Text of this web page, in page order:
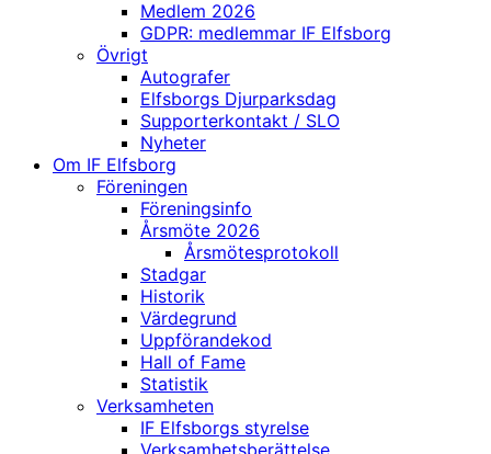
Medlem 2026
GDPR: medlemmar IF Elfsborg
Övrigt
Autografer
Elfsborgs Djurparksdag
Supporterkontakt / SLO
Nyheter
Om IF Elfsborg
Föreningen
Föreningsinfo
Årsmöte 2026
Årsmötesprotokoll
Stadgar
Historik
Värdegrund
Uppförandekod
Hall of Fame
Statistik
Verksamheten
IF Elfsborgs styrelse